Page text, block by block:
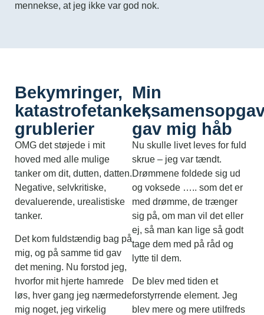
mennekse, at jeg ikke var god nok.
Bekymringer,
katastrofetanker,
grublerier
OMG det støjede i mit
hoved med alle mulige
tanker om dit, dutten, datten.
Negative, selvkritiske,
devaluerende, urealistiske
tanker.
Det kom fuldstændig bag på
mig, og på samme tid gav
det mening. Nu forstod jeg,
hvorfor mit hjerte hamrede
løs, hver gang jeg nærmede
mig noget, jeg virkelig
Min
gav mig håb
Nu skulle livet leves for fuld
skrue – jeg var tændt.
Drømmene foldede sig ud
og voksede ….. som det er
med drømme, de trænger
sig på, om man vil det eller
ej, så man kan lige så godt
tage dem med på råd og
lytte til dem.
De blev med tiden et
forstyrrende element. Jeg
blev mere og mere utilfreds